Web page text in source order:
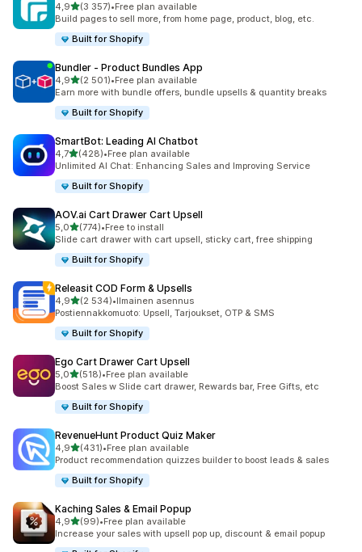
4,9/ 5 tähteä
(3 357)
3357 arvostelua yhteensä
•Free plan available
Build pages to sell more, from home page, product, blog, etc.
Built for Shopify
Bundler ‑ Product Bundles App
4,9/ 5 tähteä
(2 501)
2501 arvostelua yhteensä
•Free plan available
Earn more with bundle offers, bundle upsells & quantity breaks
Built for Shopify
SmartBot: Leading AI Chatbot
4,7/ 5 tähteä
(428)
428 arvostelua yhteensä
•Free plan available
Unlimited AI Chat: Enhancing Sales and Improving Service
Built for Shopify
AOV.ai Cart Drawer Cart Upsell
5,0/ 5 tähteä
(774)
774 arvostelua yhteensä
•Free to install
Slide cart drawer with cart upsell, sticky cart, free shipping
Built for Shopify
Releasit COD Form & Upsells
4,9/ 5 tähteä
(2 534)
2534 arvostelua yhteensä
•Ilmainen asennus
Postiennakkomuoto: Upsell, Tarjoukset, OTP & SMS
Built for Shopify
Ego Cart Drawer Cart Upsell
5,0/ 5 tähteä
(518)
518 arvostelua yhteensä
•Free plan available
Boost Sales w Slide cart drawer, Rewards bar, Free Gifts, etc
Built for Shopify
RevenueHunt Product Quiz Maker
4,9/ 5 tähteä
(431)
431 arvostelua yhteensä
•Free plan available
Product recommendation quizzes builder to boost leads & sales
Built for Shopify
Kaching Sales & Email Popup
4,9/ 5 tähteä
(99)
99 arvostelua yhteensä
•Free plan available
Increase your sales with upsell pop up, discount & email popup